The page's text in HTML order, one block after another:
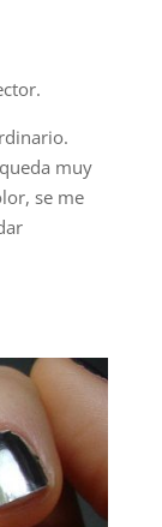
muy
se me